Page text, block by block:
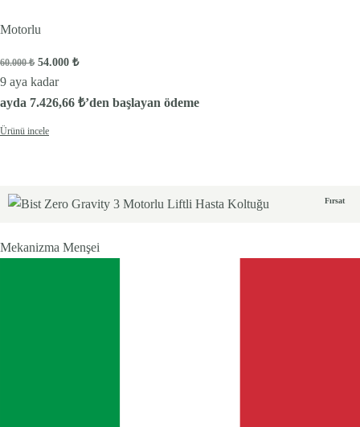
Motorlu
60.000₺ Orijinal fiyat: 60.000 ₺.
54.000 ₺Şu andaki fiyat: 54.000 ₺.
9 aya kadar
ayda 7.426,66 ₺’den başlayan ödeme
Ürünü incele
Fırsat
Mekanizma Menşei